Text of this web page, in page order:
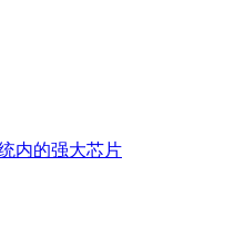
内的强大芯片